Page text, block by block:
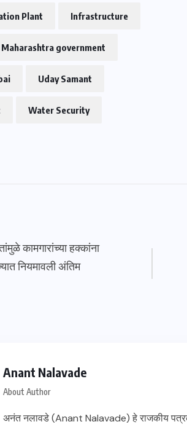
Plant Infrastructure
Maharashtra government
Uday Samant
Water Security
कामगारांच्या हक्कांना
नियमावली अंतिम
Anant Nalavade
About Author
अनंत नलावडे (Anant Nalavade) हे राजकीय